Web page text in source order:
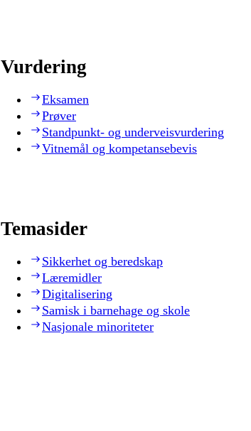
Vurdering
Eksamen
Prøver
Standpunkt- og underveisvurdering
Vitnemål og kompetansebevis
Temasider
Sikkerhet og beredskap
Læremidler
Digitalisering
Samisk i barnehage og skole
Nasjonale minoriteter